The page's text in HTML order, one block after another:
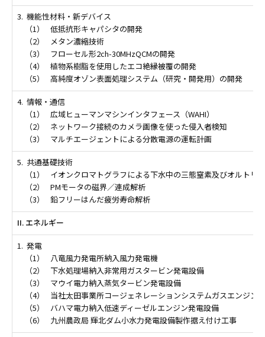
3. 機能性材料・新デバイス
（1）
低抵抗形キャパシタの開発
（2）
メタン濃縮技術
（3）
フローセル形2ch-30MHzQCMの開発
（4）
植物系樹脂を使用したエコ絶縁被覆の開発
（5）
高純度オゾン表面処理システム（研究・開発用）の開発
4. 情報・通信
（1）
広域ヒューマンマシンインタフェース（WAHI）
（2）
ネットワーク接続のカメラ画像を使った侵入者検知
（3）
マルチエージェントによる分散電源の運転計画
5. 共通基礎技術
（1）
イオンクロマトグラフによる下水中の三態窒素及びオルトリ
（2）
PMモータの磁界／連成解析
（3）
鉛フリーはんだ疲労寿命解析
II. エネルギー
1. 発電
（1）
八竜風力発電所納入風力発電機
（2）
下水処理場納入非常用ガスタービン発電設備
（3）
マウイ電力納入蒸気タービン発電設備
（4）
当社太田事業所コージェネレーションシステムガスエンジン
（5）
バハマ電力納入低速ディーゼルエンジン発電設備
（6）
九州農政局 輝北ダム小水力発電設備製作据え付け工事